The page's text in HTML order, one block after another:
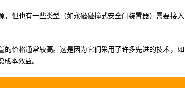
但也有一些类型（如永磁碰撞式安全门装置器）需要接入
价格通常较高。这是因为它们采用了许多先进的技术，如
本效益。